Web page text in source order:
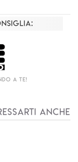
a te!
anche